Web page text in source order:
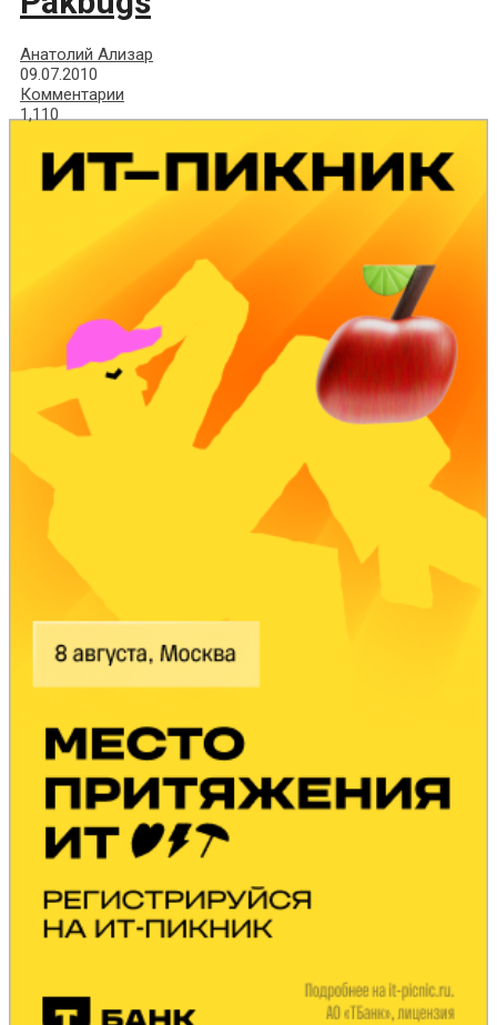
Анатолий Ализар
09.07.2010
Комментарии
1,110